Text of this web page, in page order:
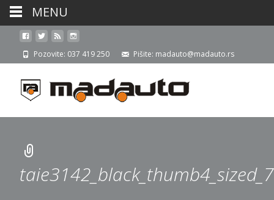
Pozovite: 037 419 250 Pišite: madauto@madauto.rs
MENU